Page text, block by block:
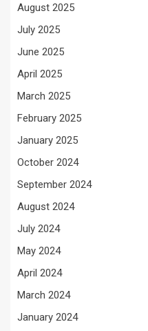
August 2025
July 2025
June 2025
April 2025
March 2025
February 2025
January 2025
October 2024
September 2024
August 2024
July 2024
May 2024
April 2024
March 2024
January 2024